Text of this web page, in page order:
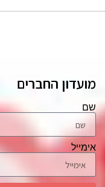
מועדון החברים
שם
אימייל